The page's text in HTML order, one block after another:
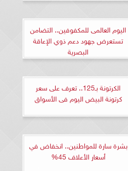
اليوم العالمى للمكفوفين.. التضامن
تستعرض جهود دعم ذوي الإعاقة
البصرية
الكرتونة بـ125.. ‫تعرف على سعر
كرتونة البيض اليوم فى الأسواق
بشرة سارة للمواطنين.. انخفاض في
أسعار الأعلاف 45%